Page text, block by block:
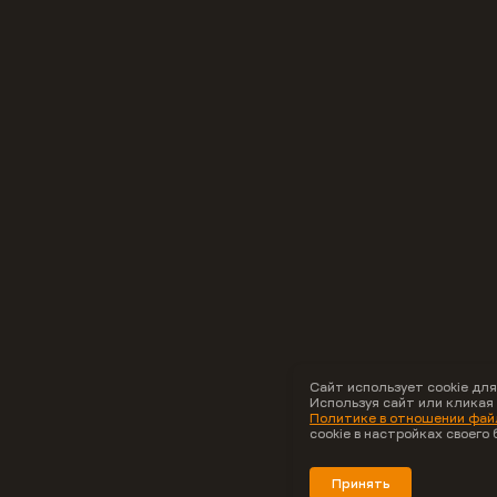
Сайт использует cookie
Используя сайт или
Политике в отношении
cookie в настройках своего
Принять